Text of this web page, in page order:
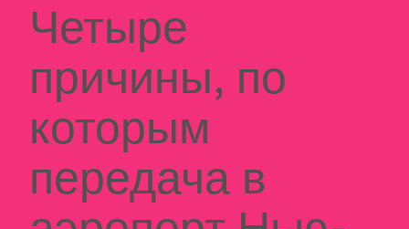
Четыре
причины, по
которым
передача в